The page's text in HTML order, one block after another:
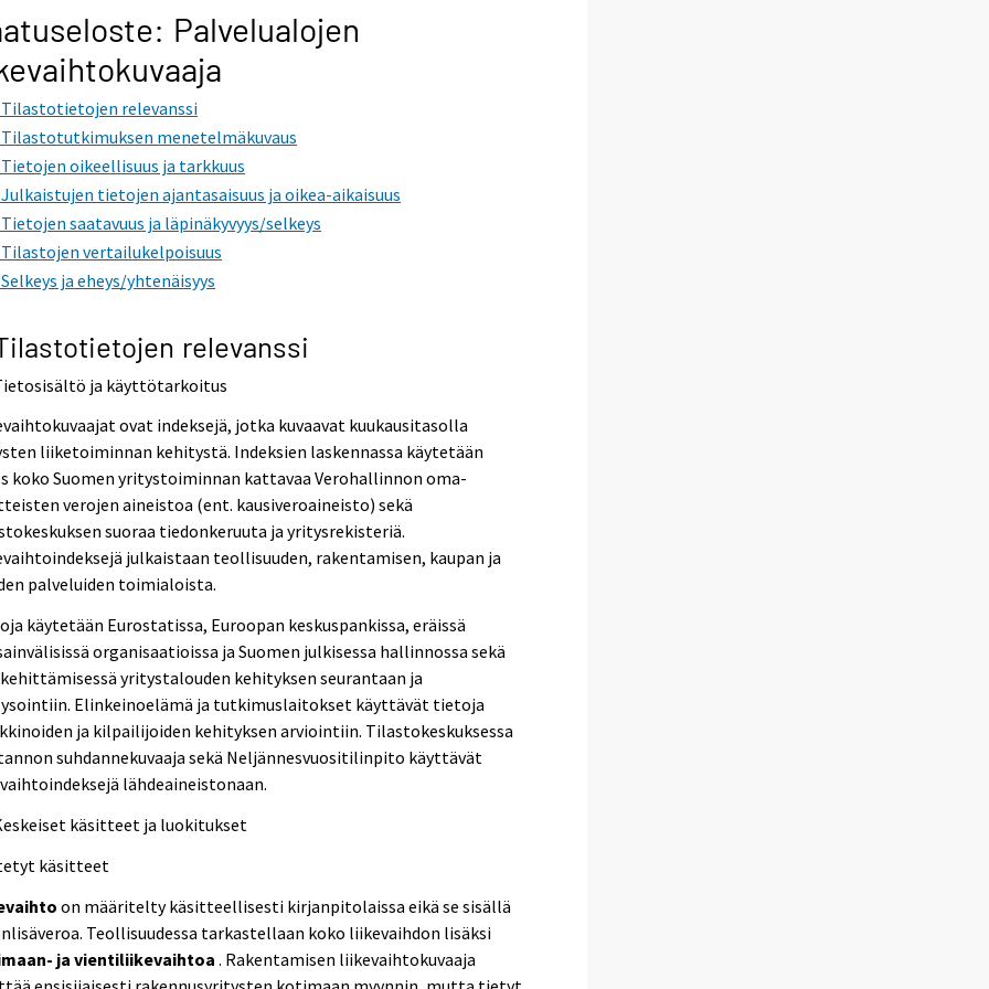
Palvelualojen
Tilastotietojen relevanssi
Tilastotutkimuksen menetelmäkuvaus
Tietojen oikeellisuus ja tarkkuus
Julkaistujen tietojen ajantasaisuus ja oikea-aikaisuus
Tietojen saatavuus ja läpinäkyvyys/selkeys
Tilastojen vertailukelpoisuus
Selkeys ja eheys/yhtenäisyys
relevanssi
ja käyttötarkoitus
ovat indeksejä, jotka kuvaavat kuukausitasolla
liiketoiminnan kehitystä. Indeksien laskennassa käytetään
koko Suomen yritystoiminnan kattavaa Verohallinnon oma-
verojen aineistoa (ent. kausiveroaineisto) sekä
suoraa tiedonkeruuta ja yritysrekisteriä.
julkaistaan teollisuuden, rakentamisen, kaupan ja
palveluiden toimialoista.
käytetään Eurostatissa, Euroopan keskuspankissa, eräissä
organisaatioissa ja Suomen julkisessa hallinnossa sekä
yritystalouden kehityksen seurantaan ja
Elinkeinoelämä ja tutkimuslaitokset käyttävät tietoja
ja kilpailijoiden kehityksen arviointiin. Tilastokeskuksessa
suhdannekuvaaja sekä Neljännesvuositilinpito käyttävät
lähdeaineistonaan.
käsitteet ja luokitukset
käsitteet
on määritelty käsitteellisesti kirjanpitolaissa eikä se sisällä
Teollisuudessa tarkastellaan koko liikevaihdon lisäksi
ja vientiliikevaihtoa . Rakentamisen liikevaihtokuvaaja